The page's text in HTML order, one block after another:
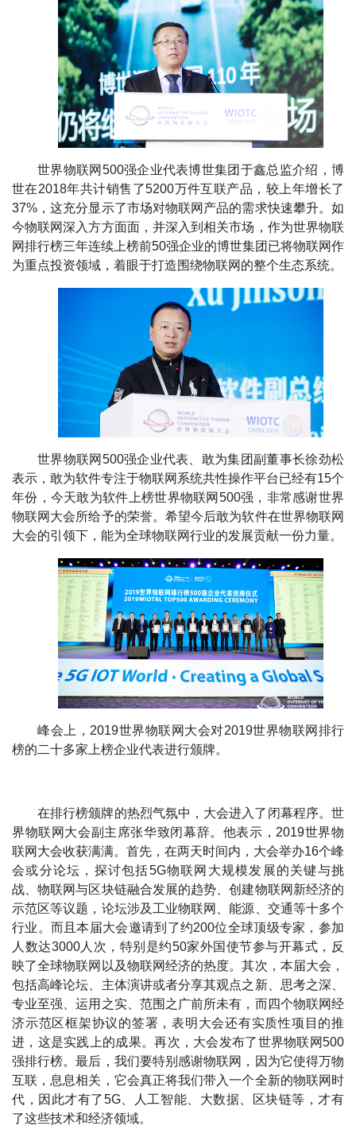
世界物联网500强企业代表博世集团于鑫总监介绍，博
世在2018年共计销售了5200万件互联产品，较上年增长了
37%，这充分显示了市场对物联网产品的需求快速攀升。如
今物联网深入方方面面，并深入到相关市场，作为世界物联
网排行榜三年连续上榜前50强企业的博世集团已将物联网作
为重点投资领域，着眼于打造围绕物联网的整个生态系统。
世界物联网500强企业代表、敢为集团副董事长徐劲松
表示，敢为软件专注于物联网系统共性操作平台已经有15个
年份，今天敢为软件上榜世界物联网500强，非常感谢世界
物联网大会所给予的荣誉。希望今后敢为软件在世界物联网
大会的引领下，能为全球物联网行业的发展贡献一份力量。
峰会上，2019世界物联网大会对2019世界物联网排行
榜的二十多家上榜企业代表进行颁牌。
在排行榜颁牌的热烈气氛中，大会进入了闭幕程序。世
界物联网大会副主席张华致闭幕辞。他表示，2019世界物
联网大会收获满满。首先，在两天时间内，大会举办16个峰
会或分论坛，探讨包括5G物联网大规模发展的关键与挑
战、物联网与区块链融合发展的趋势、创建物联网新经济的
示范区等议题，论坛涉及工业物联网、能源、交通等十多个
行业。而且本届大会邀请到了约200位全球顶级专家，参加
人数达3000人次，特别是约50家外国使节参与开幕式，反
映了全球物联网以及物联网经济的热度。其次，本届大会，
包括高峰论坛、主体演讲或者分享其观点之新、思考之深、
专业至强、运用之实、范围之广前所未有，而四个物联网经
济示范区框架协议的签署，表明大会还有实质性项目的推
进，这是实践上的成果。再次，大会发布了世界物联网500
强排行榜。最后，我们要特别感谢物联网，因为它使得万物
互联，息息相关，它会真正将我们带入一个全新的物联网时
代，因此才有了5G、人工智能、大数据、区块链等，才有
了这些技术和经济领域。